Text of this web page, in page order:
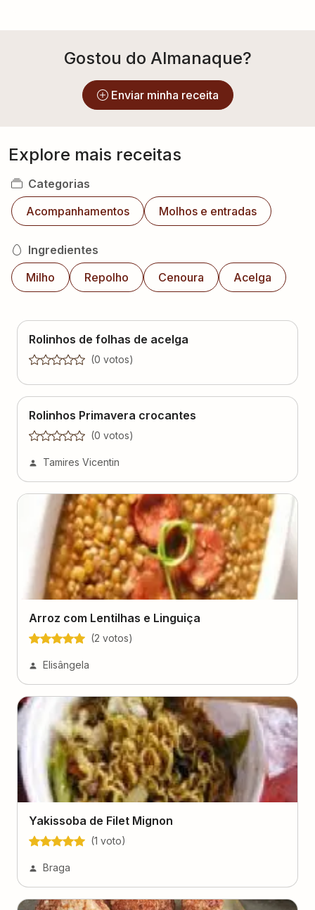
Gostou do Almanaque?
Enviar minha receita
Explore mais receitas
Categorias
Acompanhamentos
Molhos e entradas
Ingredientes
Milho
Repolho Cenoura Acelga
Rolinhos de folhas de acelga
(0 votos)
Rolinhos Primavera crocantes
(0 votos)
Tamires Vicentin
Arroz com Lentilhas e Linguiça
(2 votos)
Elisângela
Yakissoba de Filet Mignon
(1 voto)
Braga